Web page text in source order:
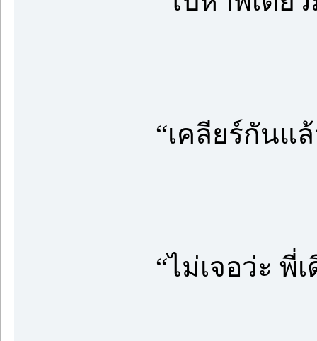
“เคลียร์กันแล้
“ไม่เจอว่ะ พี่